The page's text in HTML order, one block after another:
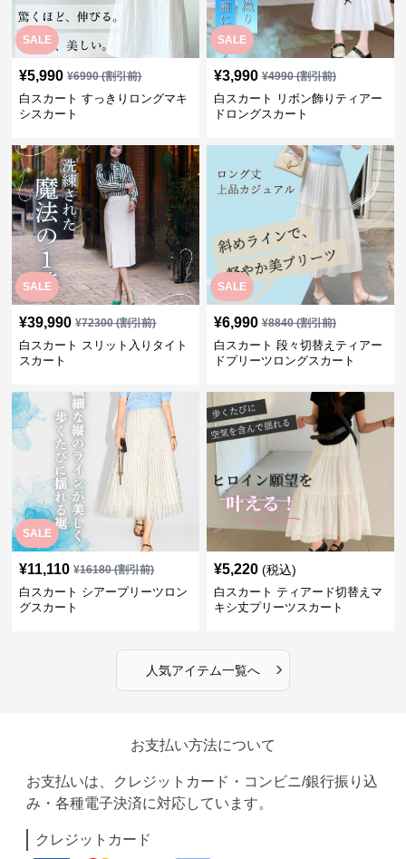
SALE
¥5,990 ¥6990(割引前)
白スカート すっきりロングマキ
シスカート
SALE
¥3,990 ¥4990(割引前)
白スカート リボン飾りティアー
ドロングスカート
SALE
¥39,990 ¥72300(割引前)
白スカート スリット入りタイト
スカート
SALE
¥6,990 ¥8840(割引前)
白スカート 段々切替えティアー
ドプリーツロングスカート
SALE
¥11,110 ¥16180(割引前)
白スカート シアープリーツロン
グスカート
¥5,220 (税込)
白スカート ティアード切替えマ
キシ丈プリーツスカート
人気アイテム一覧へ ›
お支払い方法について
お支払いは、クレジットカード・コンビニ/銀行振り込
み・各種電子決済に対応しています。
クレジットカード